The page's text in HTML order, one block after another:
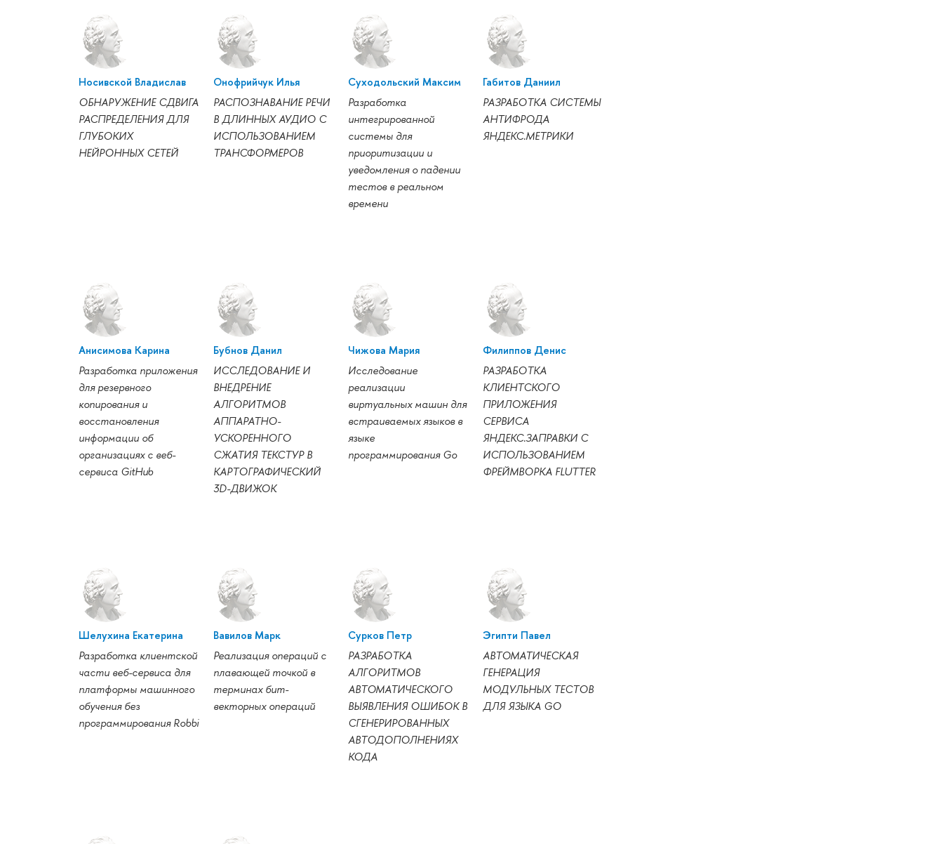
Носивской Владислав
ОБНАРУЖЕНИЕ СДВИГА
РАСПРЕДЕЛЕНИЯ ДЛЯ
ГЛУБОКИХ
НЕЙРОННЫХ СЕТЕЙ
Онофрийчук Илья
РАСПОЗНАВАНИЕ РЕЧИ
В ДЛИННЫХ АУДИО С
ИСПОЛЬЗОВАНИЕМ
ТРАНСФОРМЕРОВ
Суходольский Максим
Разработка
интегрированной
системы для
приоритизации и
уведомления о падении
тестов в реальном
времени
Габитов Даниил
РАЗРАБОТКА СИСТЕМЫ
АНТИФРОДА
ЯНДЕКС.МЕТРИКИ
Анисимова Карина
Разработка приложения
для резервного
копирования и
восстановления
информации об
организациях с веб-
сервиса GitHub
Бубнов Данил
ИССЛЕДОВАНИЕ И
ВНЕДРЕНИЕ
АЛГОРИТМОВ
АППАРАТНО-
УСКОРЕННОГО
СЖАТИЯ ТЕКСТУР В
КАРТОГРАФИЧЕСКИЙ
3D-ДВИЖОК
Чижова Мария
Исследование
реализации
виртуальных машин для
встраиваемых языков в
языке
программирования Go
Филиппов Денис
РАЗРАБОТКА
КЛИЕНТСКОГО
ПРИЛОЖЕНИЯ
СЕРВИСА
ЯНДЕКС.ЗАПРАВКИ С
ИСПОЛЬЗОВАНИЕМ
ФРЕЙМВОРКА FLUTTER
Шелухина Екатерина
Разработка клиентской
части веб-сервиса для
платформы машинного
обучения без
программирования Robbi
Вавилов Марк
Реализация операций с
плавающей точкой в
терминах бит-
векторных операций
Сурков Петр
РАЗРАБОТКА
АЛГОРИТМОВ
АВТОМАТИЧЕСКОГО
ВЫЯВЛЕНИЯ ОШИБОК В
СГЕНЕРИРОВАННЫХ
АВТОДОПОЛНЕНИЯХ
КОДА
Эгипти Павел
АВТОМАТИЧЕСКАЯ
ГЕНЕРАЦИЯ
МОДУЛЬНЫХ ТЕСТОВ
ДЛЯ ЯЗЫКА GO